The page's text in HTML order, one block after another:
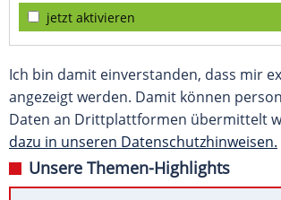
jetzt aktivieren
Ich bin damit einverstanden, dass mir
angezeigt werden. Damit können
Daten an Drittplattformen übermittelt
dazu in unseren Datenschutzhinweisen.
Unsere Themen-Highlights